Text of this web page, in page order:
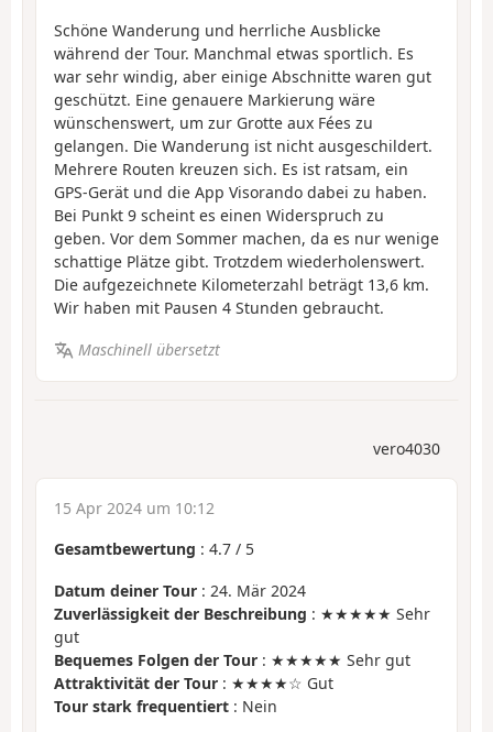
Schöne Wanderung und herrliche Ausblicke
während der Tour. Manchmal etwas sportlich. Es
war sehr windig, aber einige Abschnitte waren gut
geschützt. Eine genauere Markierung wäre
wünschenswert, um zur Grotte aux Fées zu
gelangen. Die Wanderung ist nicht ausgeschildert.
Mehrere Routen kreuzen sich. Es ist ratsam, ein
GPS-Gerät und die App Visorando dabei zu haben.
Bei Punkt 9 scheint es einen Widerspruch zu
geben. Vor dem Sommer machen, da es nur wenige
schattige Plätze gibt. Trotzdem wiederholenswert.
Die aufgezeichnete Kilometerzahl beträgt 13,6 km.
Wir haben mit Pausen 4 Stunden gebraucht.
Maschinell übersetzt
vero4030
15 Apr 2024 um 10:12
Gesamtbewertung : 4.7 / 5
Datum deiner Tour : 24. Mär 2024
Zuverlässigkeit der Beschreibung : ★★★★★ Sehr
gut
Bequemes Folgen der Tour : ★★★★★ Sehr gut
Attraktivität der Tour : ★★★★☆ Gut
Tour stark frequentiert : Nein